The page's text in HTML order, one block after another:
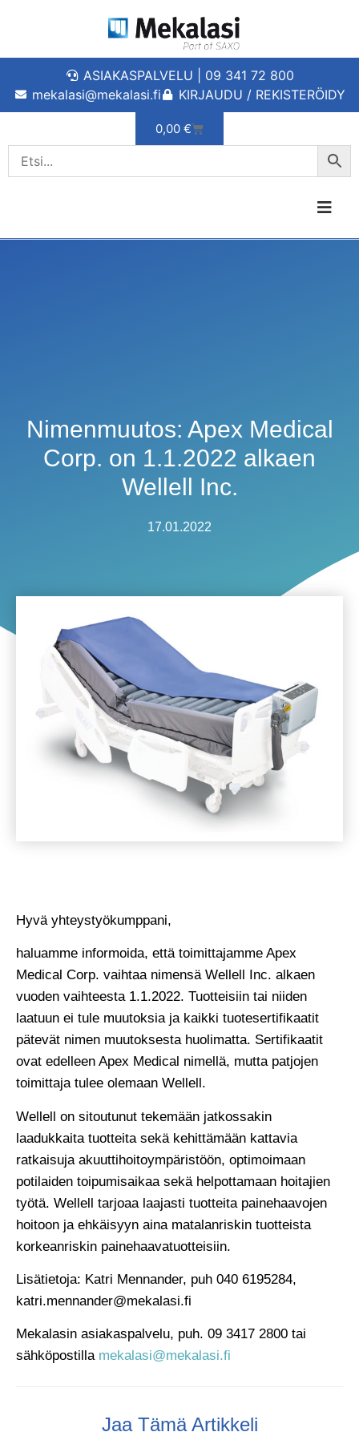
ASIAKASPALVELU | 09 341 72 800
mekalasi@mekalasi.fi
KIRJAUDU / REKISTERÖIDY
0,00 €
Nimenmuutos: Apex Medical
Corp. on 1.1.2022 alkaen
Wellell Inc.
17.01.2022
Hyvä yhteystyökumppani,
haluamme informoida, että toimittajamme Apex
Medical Corp. vaihtaa nimensä Wellell Inc. alkaen
vuoden vaihteesta 1.1.2022. Tuotteisiin tai niiden
laatuun ei tule muutoksia ja kaikki tuotesertifikaatit
pätevät nimen muutoksesta huolimatta. Sertifikaatit
ovat edelleen Apex Medical nimellä, mutta patjojen
toimittaja tulee olemaan Wellell.
Wellell on sitoutunut tekemään jatkossakin
laadukkaita tuotteita sekä kehittämään kattavia
ratkaisuja akuuttihoitoympäristöön, optimoimaan
potilaiden toipumisaikaa sekä helpottamaan hoitajien
työtä. Wellell tarjoaa laajasti tuotteita painehaavojen
hoitoon ja ehkäisyyn aina matalanriskin tuotteista
korkeanriskin painehaavatuotteisiin.
Lisätietoja: Katri Mennander, puh 040 6195284,
katri.mennander@mekalasi.fi
Mekalasin asiakaspalvelu, puh. 09 3417 2800 tai
sähköpostilla mekalasi@mekalasi.fi
Jaa Tämä Artikkeli